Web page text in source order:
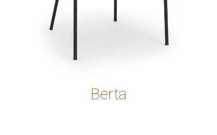
Berta